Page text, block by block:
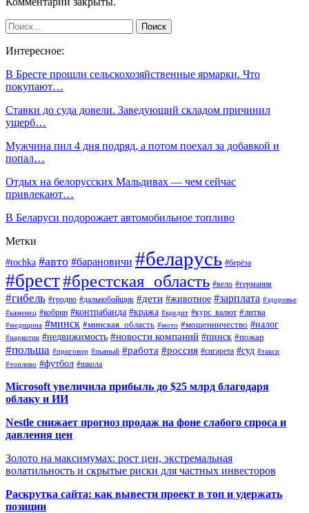
Интересное:
В Бресте прошли сельскохозяйственные ярмарки. Что
покупают…
Ставки до суда довели. Заведующий складом причинил
ущерб…
Мужчина пил 4 дня подряд, а потом поехал за добавкой и
попал…
Отдых на белорусских Мальдивах — чем сейчас
привлекают…
В Беларуси подорожает автомобильное топливо
Метки
#tochka #авто #барановичи #беларусь #берёза
#брест#брестская_область #вело #германия
#гибель #гродно #дальнобойщик #дети #животное #зарплата #здоровье
#каменец #кобрин #контрабанда #кража #кредит #курс_валют #литва
#медицина #минск #минская_область #мото #мошенничество #налог
#наркотик #недвижимость #новости компаний #пинск #пожар
#польша #приговор #пьяный #работа #россия #сигарета #суд #такси
#топливо #футбол #школа
Microsoft увеличила прибыль до $25 млрд благодаря
облаку и ИИ
Nestle снижает прогноз продаж на фоне слабого спроса и
давления цен
Золото на максимумах: рост цен, экстремальная
волатильность и скрытые риски для частных инвесторов
Раскрутка сайта: как вывести проект в топ и удержать
позиции